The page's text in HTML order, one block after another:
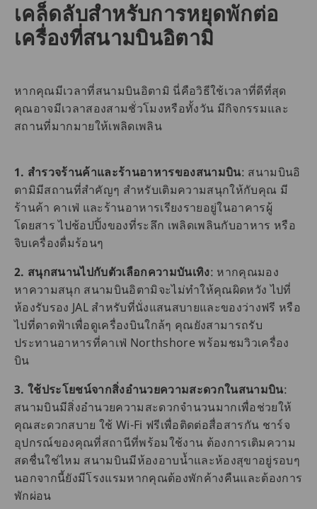
เคล็ดลับสำหรับการหยุดพักต่อ
เครื่องที่สนามบินอิตามิ
หากคุณมีเวลาที่สนามบินอิตามิ นี่คือวิธีใช้เวลาที่ดีที่สุด
คุณอาจมีเวลาสองสามชั่วโมงหรือทั้งวัน มีกิจกรรมและ
สถานที่มากมายให้เพลิดเพลิน
1. สำรวจร้านค้าและร้านอาหารของสนามบิน: สนามบินอิ
ตามิมีสถานที่สำคัญๆ สำหรับเติมความสนุกให้กับคุณ มี
ร้านค้า คาเฟ่ และร้านอาหารเรียงรายอยู่ในอาคารผู้
โดยสาร ไปช้อปปิ้งของที่ระลึก เพลิดเพลินกับอาหาร หรือ
จิบเครื่องดื่มร้อนๆ
2. สนุกสนานไปกับตัวเลือกความบันเทิง: หากคุณมอง
หาความสนุก สนามบินอิตามิจะไม่ทำให้คุณผิดหวัง ไปที่
ห้องรับรอง JAL สำหรับที่นั่งแสนสบายและของว่างฟรี หรือ
ไปที่ดาดฟ้าเพื่อดูเครื่องบินใกล้ๆ คุณยังสามารถรับ
ประทานอาหารที่คาเฟ่ Northshore พร้อมชมวิวเครื่อง
บิน
3. ใช้ประโยชน์จากสิ่งอำนวยความสะดวกในสนามบิน:
สนามบินมีสิ่งอำนวยความสะดวกจำนวนมากเพื่อช่วยให้
คุณสะดวกสบาย ใช้ Wi-Fi ฟรีเพื่อติดต่อสื่อสารกัน ชาร์จ
อุปกรณ์ของคุณที่สถานีที่พร้อมใช้งาน ต้องการเติมความ
สดชื่นใช่ไหม สนามบินมีห้องอาบน้ำและห้องสุขาอยู่รอบๆ
นอกจากนี้ยังมีโรงแรมหากคุณต้องพักค้างคืนและต้องการ
พักผ่อน